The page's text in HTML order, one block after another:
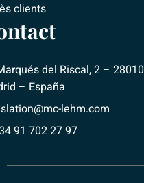
clients
del Riscal, 2 – 28010
– España
lehm.com
91 702 27 97